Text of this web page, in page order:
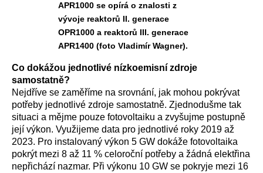
APR1000 se opírá o znalosti z
vývoje reaktorů II. generace
OPR1000 a reaktorů III. generace
APR1400 (foto Vladimír Wagner).
Co dokážou jednotlivé nízkoemisní zdroje
samostatně?
Nejdříve se zaměříme na srovnání, jak mohou pokrývat
potřeby jednotlivé zdroje samostatně. Zjednodušme tak
situaci a mějme pouze fotovoltaiku a zvyšujme postupně
její výkon. Využijeme data pro jednotlivé roky 2019 až
2023. Pro instalovaný výkon 5 GW dokáže fotovoltaika
pokrýt mezi 8 až 11 % celoroční potřeby a žádná elektřina
nepřichází nazmar. Při výkonu 10 GW se pokryje mezi 16